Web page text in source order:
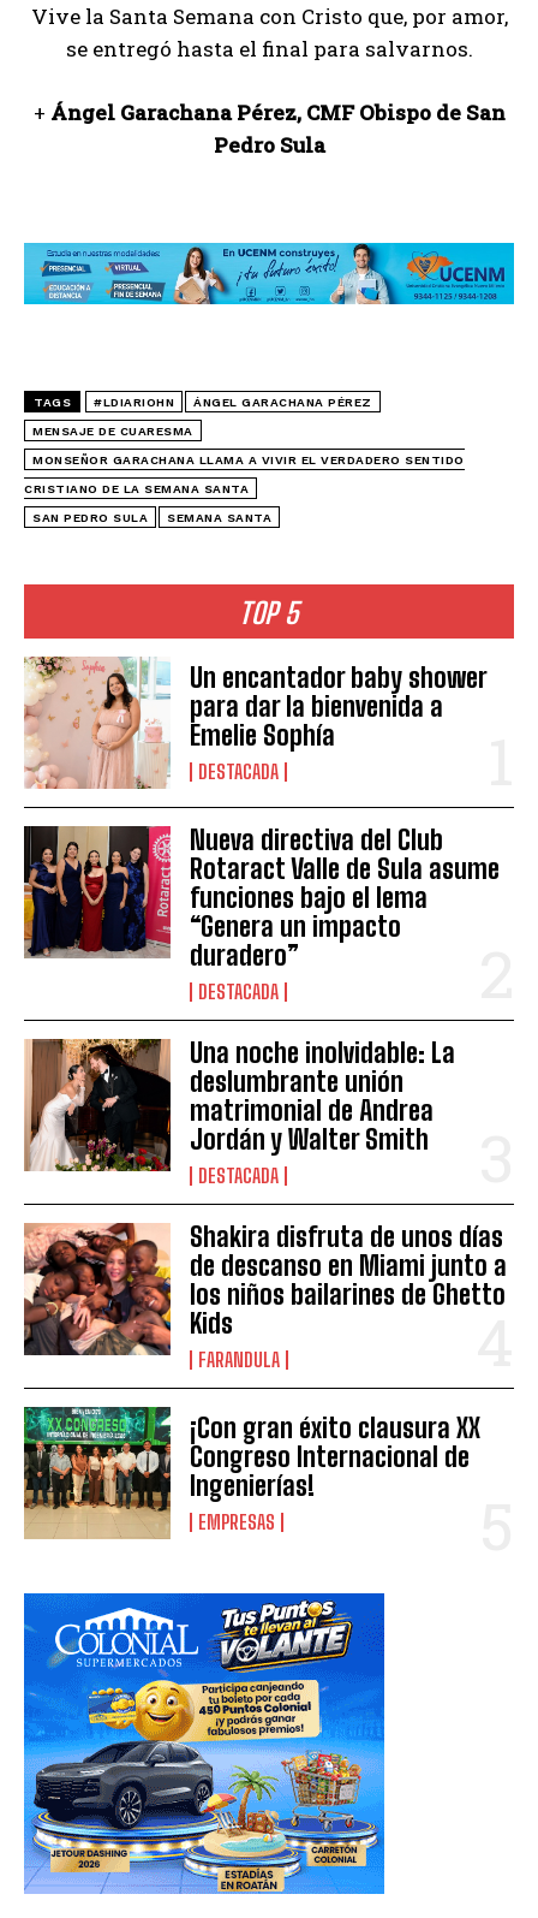
TOP 5
Un encantador baby shower
para dar la bienvenida a
Emelie Sophía
DESTACADA
Nueva directiva del Club
Rotaract Valle de Sula asume
funciones bajo el lema
“Genera un impacto
duradero”
DESTACADA
Una noche inolvidable: La
deslumbrante unión
matrimonial de Andrea
Jordán y Walter Smith
DESTACADA
Shakira disfruta de unos días
de descanso en Miami junto a
los niños bailarines de Ghetto
Kids
FARANDULA
¡Con gran éxito clausura XX
Congreso Internacional de
Ingenierías!
EMPRESAS
Vive la Santa Semana con Cristo que, por amor,
se entregó hasta el final para salvarnos.
+ Ángel Garachana Pérez, CMF Obispo de San
Pedro Sula
TAGS #LDIARIOHN ÁNGEL GARACHANA PÉREZ
MENSAJE DE CUARESMA
MONSEÑOR GARACHANA LLAMA A VIVIR EL VERDADERO SENTIDO
CRISTIANO DE LA SEMANA SANTA
SAN PEDRO SULA SEMANA SANTA